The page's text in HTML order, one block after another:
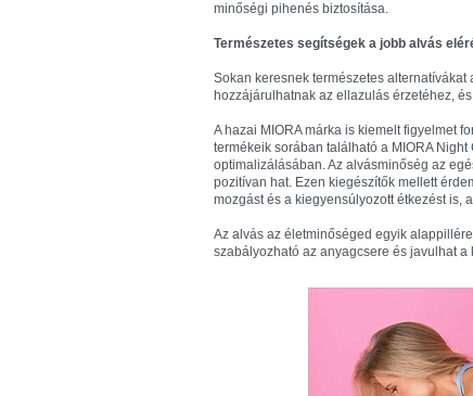
minőségi pihenés biztosítása.
Természetes segítségek a jobb alvás
Sokan keresnek természetes
hozzájárulhatnak az ellazulás érzetéhez,
A hazai MIORA márka is kiemelt figyelmet
termékeik sorában található a MIORA
optimalizálásában. Az alvásminőség az
pozitívan hat. Ezen kiegészítők mellett
mozgást és a kiegyensúlyozott étkezést is,
Az alvás az életminőséged egyik
szabályozható az anyagcsere és javulhat a